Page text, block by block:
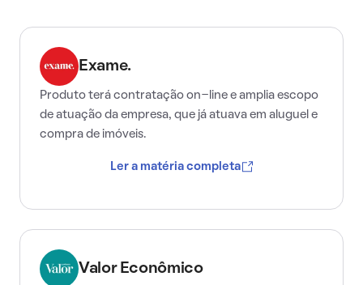
Exame.
Produto terá contratação on-line e amplia escopo
de atuação da empresa, que já atuava em aluguel e
compra de imóveis.
Ler a matéria completa
Valor Econômico